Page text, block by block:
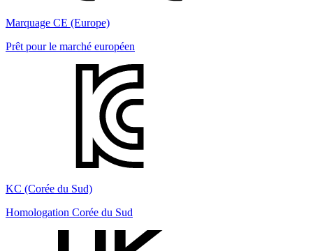
Marquage CE (Europe)
Prêt pour le marché européen
KC (Corée du Sud)
Homologation Corée du Sud